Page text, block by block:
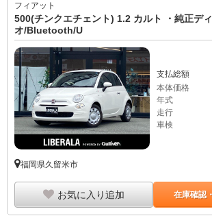
フィアット
500(チンクエチェント) 1.2 カルト ・純正デ
オ/Bluetooth/U
支払総額
本体価格
年式
走行
車検
福岡県久留米市
お気に入り追加 在庫確認